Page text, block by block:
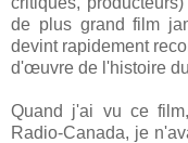
de plus grand film
devint rapidement
d'œuvre de l'histoire
Quand j'ai vu ce
Radio-Canada, je